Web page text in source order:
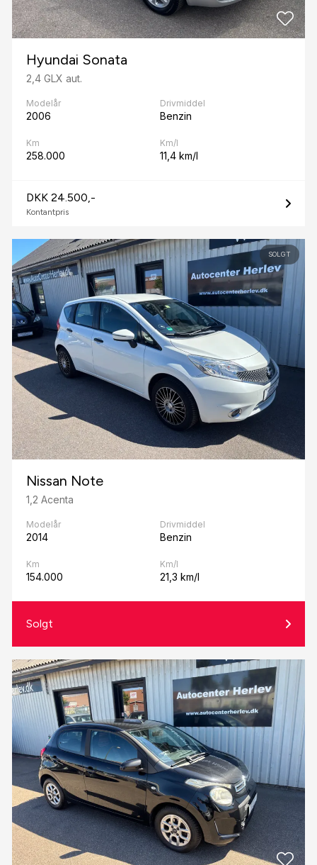
Hyundai Sonata
2,4 GLX aut.
Modelår
2006
Drivmiddel
Benzin
Km
258.000
Km/l
11,4 km/l
DKK 24.500,-
Kontantpris
SOLGT
Nissan Note
1,2 Acenta
Modelår
2014
Drivmiddel
Benzin
Km
154.000
Km/l
21,3 km/l
Solgt